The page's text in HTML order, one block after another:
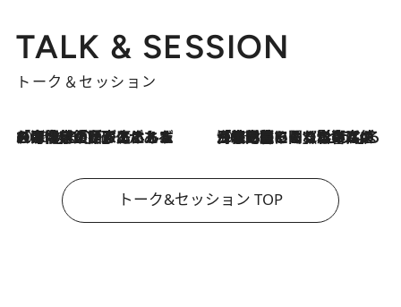
TALK & SESSION
トーク＆セッション
2026.8.3
「今後値上げがあるとすれば…」「リスクがあるのは今年の冬」エネルギー専門家が語る、ホルムズ海峡封鎖が家庭にもたらす“ある心配” 2026.8.3
「住宅建てられない…」「サーチャージ料の高値が続いている」ホルムズ海峡封鎖による影響はいつまで続く？《エネルギー専門家に聞く“どうなる日本の暮らし”》
トーク&セッション TOP